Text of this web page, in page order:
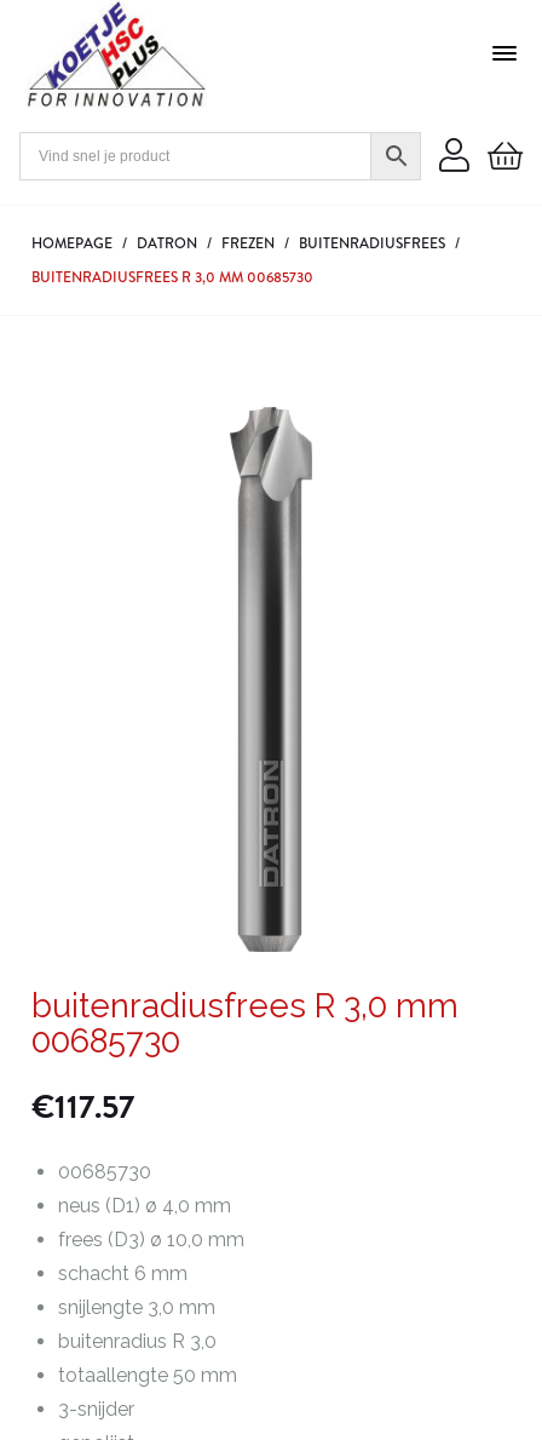
HOMEPAGE / DATRON / FREZEN / BUITENRADIUSFREES /
BUITENRADIUSFREES R 3,0 MM 00685730
buitenradiusfrees R 3,0 mm
00685730
€117.57
00685730
neus (D1) ø 4,0 mm
frees (D3) ø 10,0 mm
schacht 6 mm
snijlengte 3,0 mm
buitenradius R 3,0
totaallengte 50 mm
3-snijder